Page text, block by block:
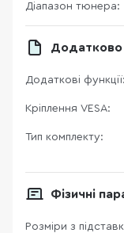
Діапазон тюнера:
Додатково
Додаткові функції:
Кріплення VESA:
Тип комплекту:
Фізичні
Розміри з